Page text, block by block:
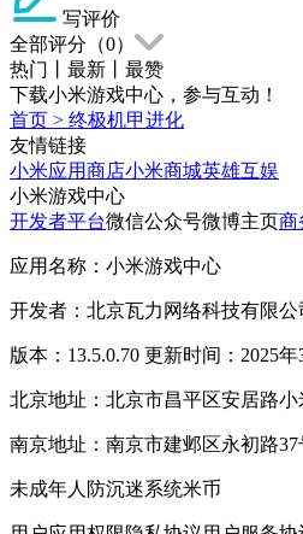
写评价
全部评分（0）
热门
最新
最赞
下载小米游戏中心，参与互动！
首页 > 终极机甲进化
友情链接
小米应用商店小米商城英雄互娱
小米游戏中心
开发者平台微信公众号微博主页商
应用名称：小米游戏中心
开发者：北京瓦力网络科技有限公
版本：13.5.0.70 更新时间：2025年
北京地址：北京市昌平区安居路小
南京地址：南京市建邺区永初路
未成年人防沉迷系统米币